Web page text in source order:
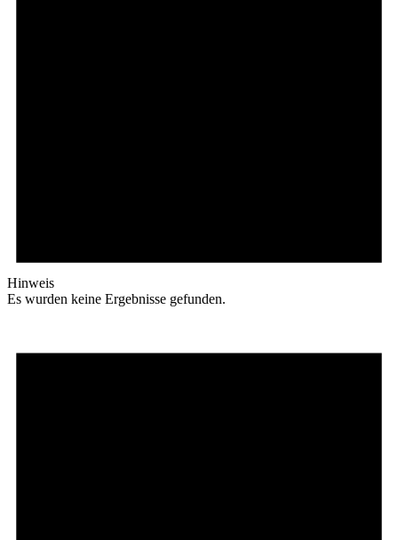
Hinweis
Es wurden keine Ergebnisse gefunden.